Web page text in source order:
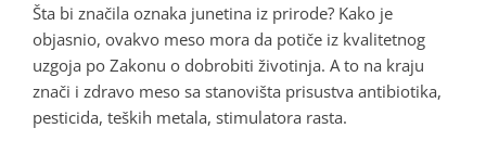
Šta bi značila oznaka junetina iz prirode? Kako je
objasnio, ovakvo meso mora da potiče iz kvalitetnog
uzgoja po Zakonu o dobrobiti životinja. A to na kraju
znači i zdravo meso sa stanovišta prisustva antibiotika,
pesticida, teških metala, stimulatora rasta.